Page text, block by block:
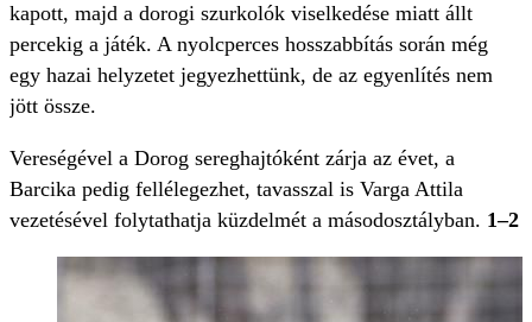
kapott, majd a dorogi szurkolók viselkedése miatt állt
percekig a játék. A nyolcperces hosszabbítás során még
egy hazai helyzetet jegyezhettünk, de az egyenlítés nem
jött össze.
Vereségével a Dorog sereghajtóként zárja az évet, a
Barcika pedig fellélegezhet, tavasszal is Varga Attila
vezetésével folytathatja küzdelmét a másodosztályban. 1–2